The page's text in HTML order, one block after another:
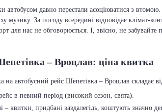
автобусом давно перестали асоціюватися з
музику. За погоду всередині відповідає клімат-
для нас не обговорюється. І, звісно, не
– Вроцлав: ціна квитка
на автобусний рейс Шепетівка – Вроцлав складає
в певний період (високий сезон, свята).
– квитки, придбані заздалегідь, коштують значно